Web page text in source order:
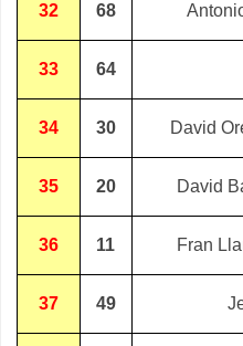
32 68
33 64
34 30 David
35 20 David
36 11 Fran
37 49